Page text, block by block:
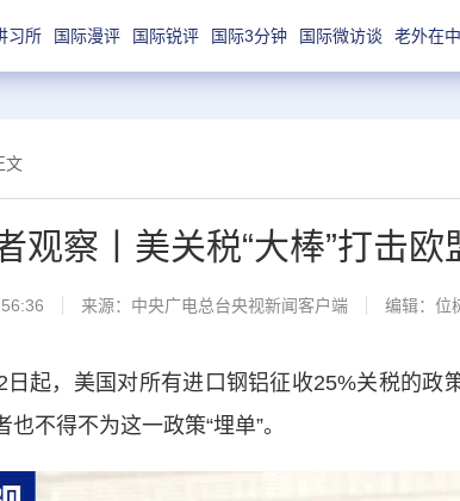
习所 国际漫评 国际锐评 国际3分钟 国际微访谈 老外在
文
观察丨美关税“大棒”打击
来源： 中央广电总台央视新闻客户端 编辑：位
，美国对所有进口钢铝征收25%关税的政
也不得不为这一政策“埋单”。